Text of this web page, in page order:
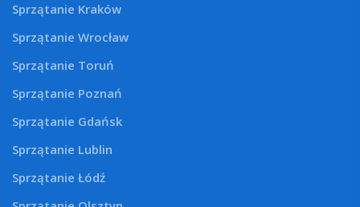
Sprzątanie Kraków
Sprzątanie Wrocław
Sprzątanie Toruń
Sprzątanie Poznań
Sprzątanie Gdańsk
Sprzątanie Lublin
Sprzątanie Łódź